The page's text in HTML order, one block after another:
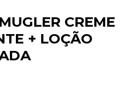
CREME
+ LOÇÃO